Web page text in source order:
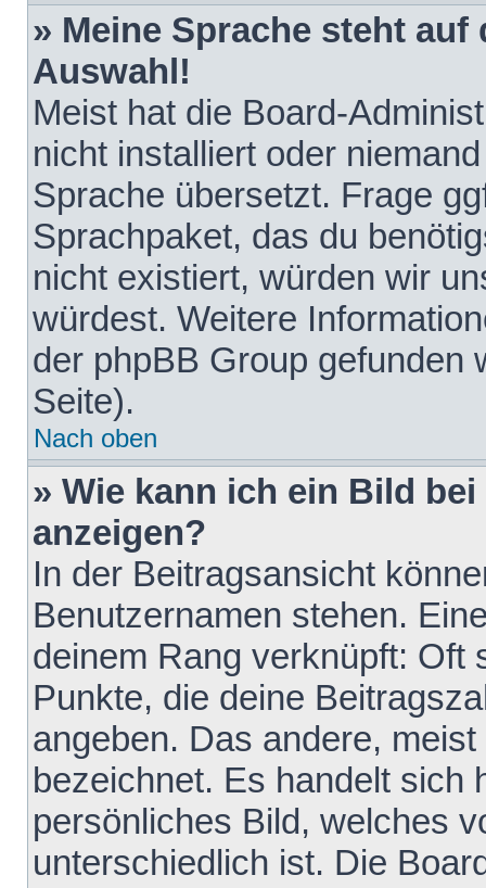
» Meine Sprache steht
Auswahl!
Meist hat die Board-
nicht installiert oder
Sprache übersetzt. Frage
Sprachpaket, das du
nicht existiert, würden wir
würdest. Weitere
der phpBB Group gefunden
Seite).
Nach oben
» Wie kann ich ein Bild
anzeigen?
In der Beitragsansicht
Benutzernamen stehen.
deinem Rang verknüpft: Oft
Punkte, die deine
angeben. Das andere,
bezeichnet. Es handelt sich
persönliches Bild, welches
unterschiedlich ist. Die